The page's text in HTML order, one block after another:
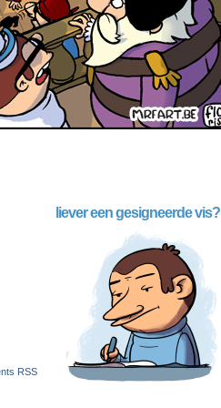
RSS
liever een gesigneerde vis?